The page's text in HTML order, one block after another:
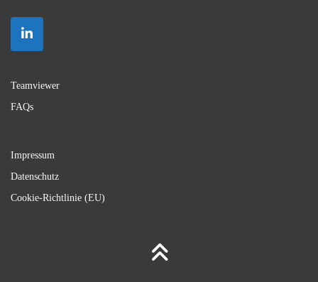
Teamviewer
FAQs
Impressum
Datenschutz
Cookie-Richtlinie (EU)